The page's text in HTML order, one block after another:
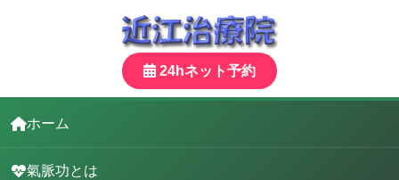
24hネット予約
ホーム
氣脈功とは